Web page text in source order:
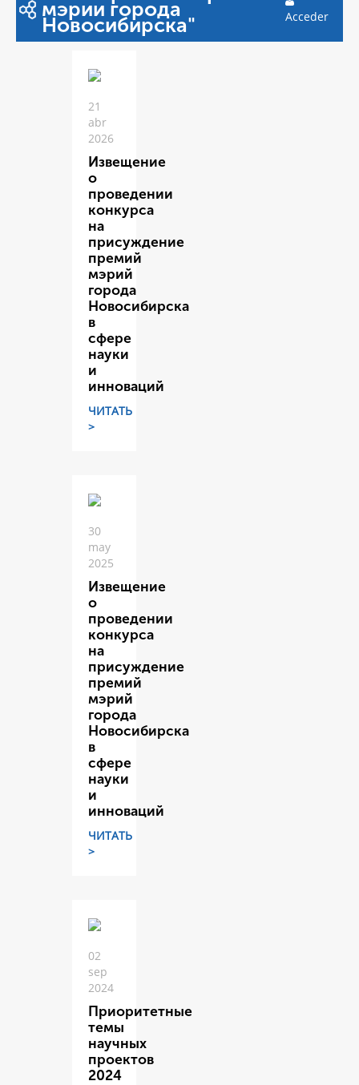
мэрии города
Новосибирска" Acceder
21
abr
2026
Извещение
о
проведении
конкурса
на
присуждение
премий
мэрий
города
Новосибирска
в
сфере
науки
и
инноваций
ЧИТАТЬ
>
30
may
2025
Извещение
о
проведении
конкурса
на
присуждение
премий
мэрий
города
Новосибирска
в
сфере
науки
и
инноваций
ЧИТАТЬ
>
02
sep
2024
Приоритетные
темы
научных
проектов
2024